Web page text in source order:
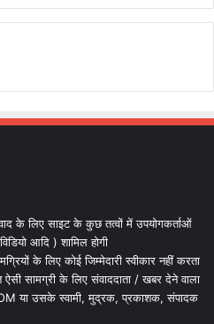
के लिए साइट के कुछ तत्वों में उपयोगकर्ताओं
आदि ) शामिल होगी
के लिए कोई जिम्मेदारी स्वीकार नहीं करता
सामग्री के लिए संवाददाता / खबर देने वाला
या उसके स्वामी, मुद्रक, प्रकाशक, संपादक